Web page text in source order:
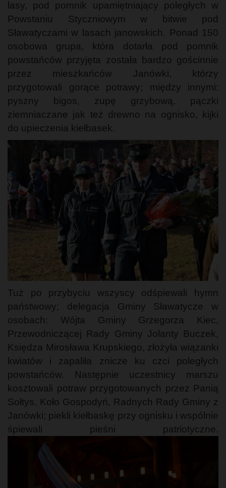
lasy, pod pomnik upamiętniający poległych w
Powstaniu Styczniowym w bitwie pod
Sławatyczami w lasach janowskich. Ponad 150
osobowa grupa, która dotarła pod pomnik
powstańców przyjęta została bardzo gościnnie
przez mieszkańców Janówki, którzy
przygotowali gorące potrawy; między innymi:
pyszny bigos, zupę grzybową, pączki
ziemniaczane jak też drewno na ognisko, kijki
do upieczenia kiełbasek.
Tuż po przybyciu wszyscy odśpiewali hymn
państwowy; delegacja Gminy Sławatycze w
osobach: Wójta Gminy Grzegorza Kiec,
Przewodniczącej Rady Gminy Jolanty Buczek,
Księdza Mirosława Krupskiego, złożyła wiązanki
kwiatów i zapaliła znicze ku czci poległych
powstańców. Następnie uczestnicy marszu
kosztowali potraw przygotowanych przez Panią
Sołtys, Koło Gospodyń, Radnych Rady Gminy z
Janówki; piekli kiełbaskę przy ognisku i wspólnie
śpiewali pieśni patriotyczne.